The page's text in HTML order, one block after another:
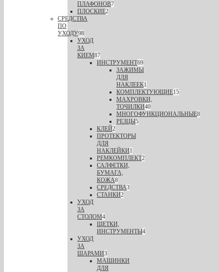
ПЛАФОНОВ7
ПЛОСКИЕ2
СРЕДСТВА
ПО
УХОДУ98
УХОД
ЗА
КИЕМ87
ИНСТРУМЕНТ69
ЗАЖИМЫ
ДЛЯ
НАКЛЕЕК1
КОМПЛЕКТУЮЩИЕ15
МАХРОВКИ,
ТОЧИЛКИ40
МНОГОФУНКЦИОНАЛЬНЫЕ8
РЕЗЦЫ5
КЛЕЙ2
ПРОТЕКТОРЫ
ДЛЯ
НАКЛЕЙКИ1
РЕМКОМПЛЕКТ2
САЛФЕТКИ,
БУМАГА,
КОЖА8
СРЕДСТВА3
СТАНКИ2
УХОД
ЗА
СТОЛОМ4
ЩЕТКИ,
ИНСТРУМЕНТЫ4
УХОД
ЗА
ШАРАМИ3
МАШИНКИ
ДЛЯ